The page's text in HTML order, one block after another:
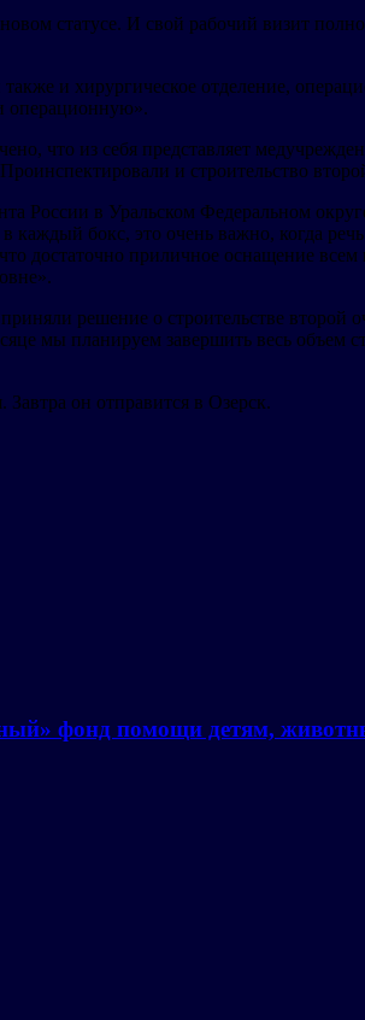
статусе. И свой рабочий визит
и хирургическое отделение,
операционную».
что из себя представляет
и строительство
в Уральском Федеральном
бокс, это очень важно, когда
достаточно приличное оснащение
решение о строительстве
мы планируем завершить весь объем
он отправится в Озерск.
фонд помощи детям,